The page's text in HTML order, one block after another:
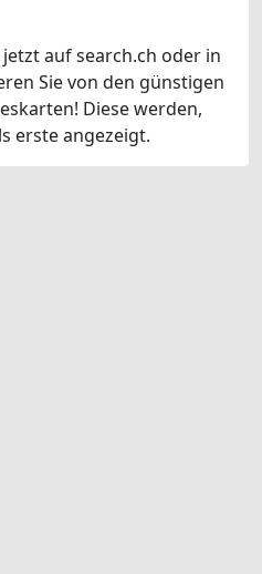
auf search.ch oder in
Sie von den günstigen
Diese werden,
erste angezeigt.